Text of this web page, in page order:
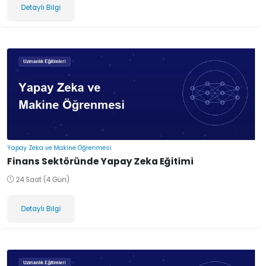
Detaylı Bilgi
Yapay Zeka ve Makine Öğrenmesi
Finans Sektöründe Yapay Zeka Eğitimi
24 Saat (4 Gün)
Detaylı Bilgi